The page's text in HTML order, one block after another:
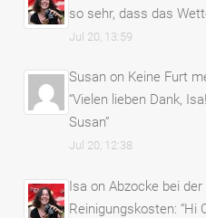
so sehr, dass das
Jul 20, 13:59
Susan on Keine Furt
“Vielen lieben Dank,
Susan”
Jul 20, 12:38
Isa onAbzocke bei
Reinigungskosten: “Hi